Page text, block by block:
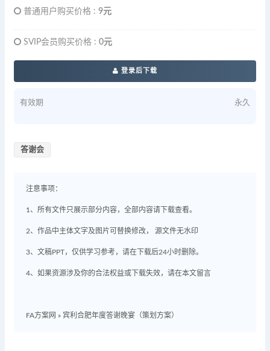
普通用户购买价格 : 9元
SVIP会员购买价格 : 0元
登录后下载
有效期 永久
答谢会
注意事项：
1、所有文件只展示部分内容，全部内容请下载查看。
2、作品中主体文字及图片可替换修改， 源文件无水印
3、文稿PPT，仅供学习参考，请在下载后24小时删除。
4、如果资源涉及你的合法权益或下载失效，请在本文留言
FA方案网 » 宾利合肥年度答谢晚宴（策划方案）